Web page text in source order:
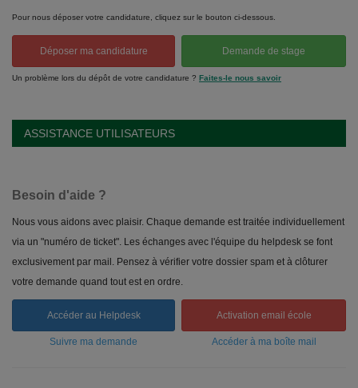
Pour nous déposer votre candidature, cliquez sur le bouton ci-dessous.
Déposer ma candidature Demande de stage
Un problème lors du dépôt de votre candidature ? Faites-le nous savoir
ASSISTANCE UTILISATEURS
Besoin d'aide ?
Nous vous aidons avec plaisir. Chaque demande est traitée individuellement
via un "numéro de ticket". Les échanges avec l'équipe du helpdesk se font
exclusivement par mail. Pensez à vérifier votre dossier spam et à clôturer
votre demande quand tout est en ordre.
Accéder au Helpdesk Activation email école
Suivre ma demande Accéder à ma boîte mail